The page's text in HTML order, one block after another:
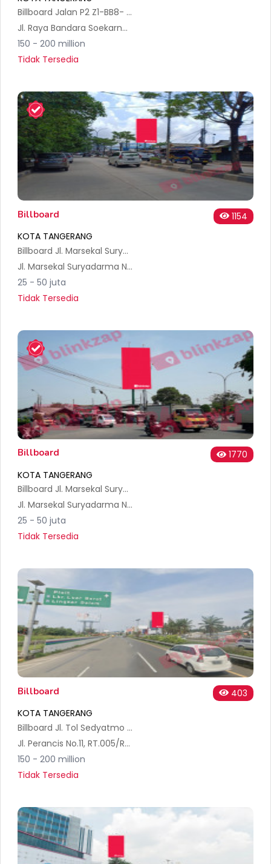
Billboard Jalan P2 Z1-BB8- Bandara Soekarno Hatta International
Jl. Raya Bandara Soekarno-Hatta Komp. Pergudangan Soewarna Blk. E No.15, RT.001/RW.010, Pajang, Kec. Benda, Kota Tangerang, Banten 19120, Indonesia
150 - 200 million
Tidak Tersedia
Billboard
1154
KOTA TANGERANG
Billboard Jl. Marsekal Suryadarma Dari Kp Melayu, Teluk Naga Menuju Sintanala
Jl. Marsekal Suryadarma No.60, RT.002/RW.001, Selapajang Jaya, Kec. Neglasari, Kota Tangerang, Banten 15127, Indonesia
25 - 50 juta
Tidak Tersedia
Billboard
1770
KOTA TANGERANG
Billboard Jl. Marsekal Suryadarma, Selapajang Jaya, Kec. Neglasari, Kota Tangerang
Jl. Marsekal Suryadarma No.60, RT.002/RW.001, Selapajang Jaya, Kec. Neglasari, Kota Tangerang, Banten 15127, Indonesia
25 - 50 juta
Tidak Tersedia
Billboard
403
KOTA TANGERANG
Billboard Jl. Tol Sedyatmo Km. 32+700 B
Jl. Perancis No.11, RT.005/RW.007, Benda, Kec. Benda, Kota Tangerang, Banten 15125, Indonesia
150 - 200 million
Tidak Tersedia